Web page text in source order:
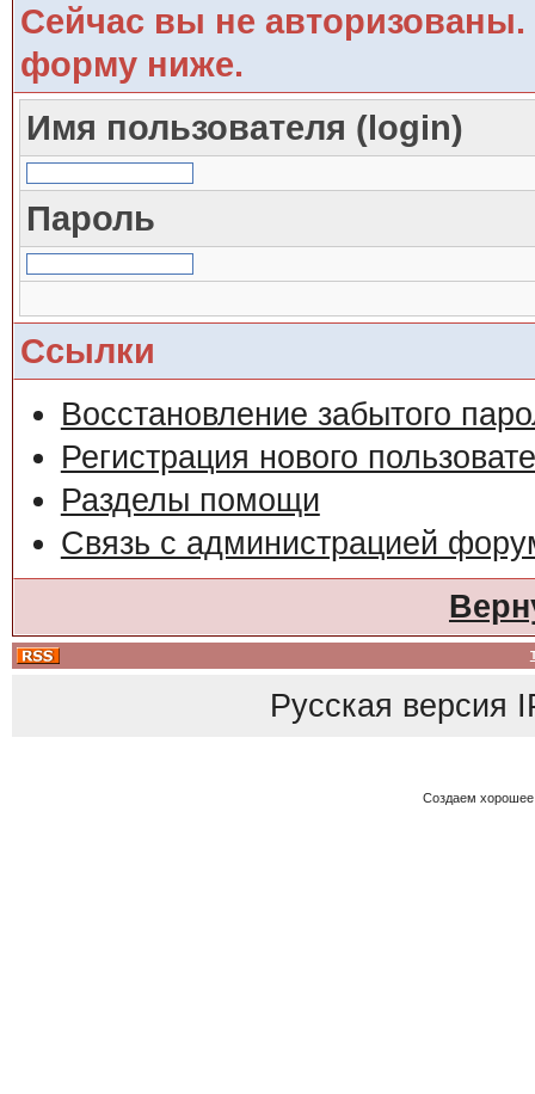
Сейчас вы не авторизованы.
форму ниже.
Имя пользователя (login)
Пароль
Ссылки
Восстановление забытого
Регистрация нового
Разделы помощи
Связь с администрацией
Русская версия
Создаем